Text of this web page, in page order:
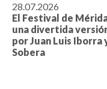
28.07.2026
El Festival de
una divertida
por Juan Luis
Sobera